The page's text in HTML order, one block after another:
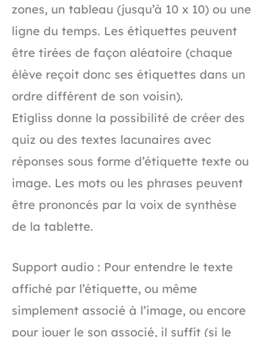
zones, un tableau (jusqu’à 10 x 10) ou une
ligne du temps. Les étiquettes peuvent
être tirées de façon aléatoire (chaque
élève reçoit donc ses étiquettes dans un
ordre différent de son voisin).
Etigliss donne la possibilité de créer des
quiz ou des textes lacunaires avec
réponses sous forme d’étiquette texte ou
image. Les mots ou les phrases peuvent
être prononcés par la voix de synthèse
de la tablette.
Support audio : Pour entendre le texte
affiché par l’étiquette, ou même
simplement associé à l’image, ou encore
pour jouer le son associé, il suffit (si le